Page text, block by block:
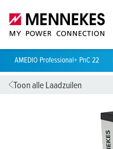
AMEDIO Professional+ PnC 22
Toon alle Laadzuilen